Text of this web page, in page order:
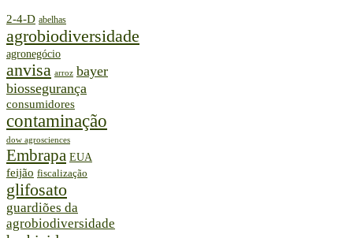
2-4-D abelhas
agrobiodiversidade
agronegócio
anvisa arroz bayer
biossegurança
consumidores
contaminação
dow agrosciences
Embrapa EUA
feijão fiscalização
glifosato
guardiões da
agrobiodiversidade